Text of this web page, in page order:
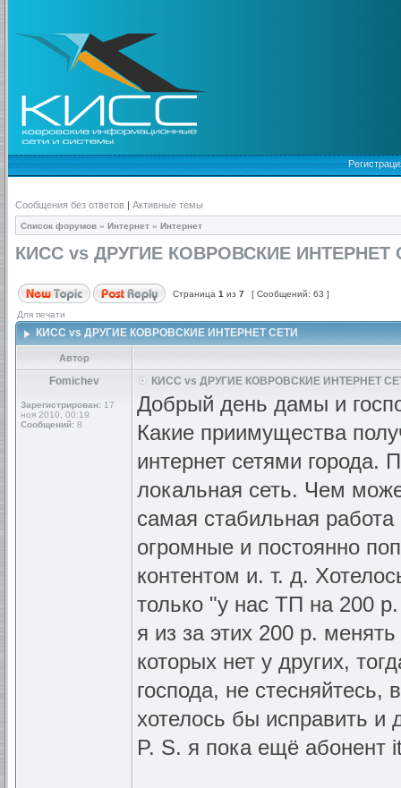
Сообщения без ответов | Активные темы
Список форумов » Интернет » Интернет
КИСС vs ДРУГИЕ КОВРОВСКИЕ ИНТЕРНЕТ
Страница 1 из 7 [ Сообщений: 63 ]
Для печати
КИСС vs ДРУГИЕ КОВРОВСКИЕ ИНТЕРНЕТ СЕТИ
Автор
Fomichev
Зарегистрирован: 17
ноя 2010, 00:19
Сообщений: 8
КИСС vs ДРУГИЕ КОВРОВСКИЕ ИНТЕРНЕТ
Добрый день дамы и
Какие приимущества
интернет сетями города.
локальная сеть. Чем
самая стабильная
огромные и постоянно
контентом и. т. д.
только "у нас ТП на 200
я из за этих 200 р.
которых нет у других,
господа, не стесняйтесь,
хотелось бы исправить и
P. S. я пока ещё абонент